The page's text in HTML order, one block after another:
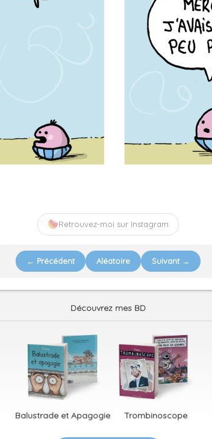
Retrouvez-moi sur Instagram
← Précédent Aléatoire Suivant →
Découvrez mes BD
Balustrade et Apagogie Trombinoscope